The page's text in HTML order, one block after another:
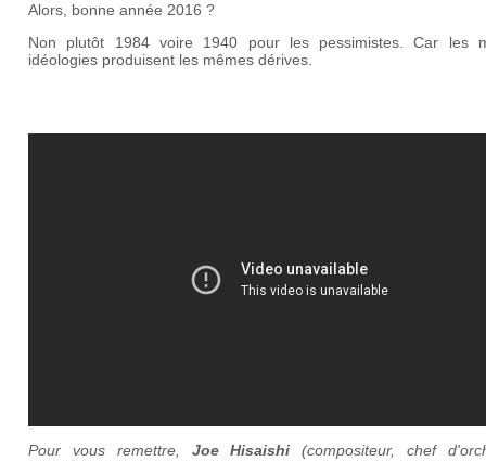
Alors, bonne année 2016 ?
Non plutôt 1984 voire 1940 pour les pessimistes. Car les
idéologies produisent les mêmes dérives.
Pour vous remettre, Joe Hisaishi (compositeur, chef